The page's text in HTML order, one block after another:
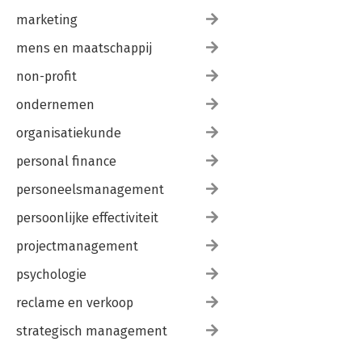
marketing
mens en maatschappij
non-profit
ondernemen
organisatiekunde
personal finance
personeelsmanagement
persoonlijke effectiviteit
projectmanagement
psychologie
reclame en verkoop
strategisch management